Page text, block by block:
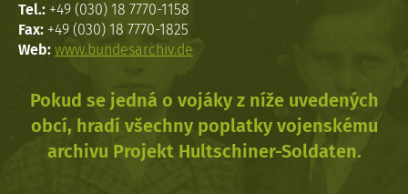
Tel.: +49 (030) 18 7770-1158
Fax: +49 (030) 18 7770-1825
Web: www.bundesarchiv.de
Pokud se jedná o vojáky z níže uvedených
obcí, hradí všechny poplatky vojenskému
archivu Projekt Hultschiner-Soldaten.